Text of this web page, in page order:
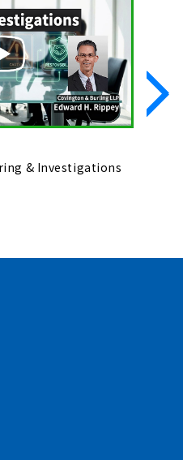
& Investigations